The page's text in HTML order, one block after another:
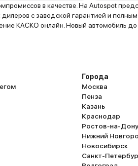
в качестве. На Autospot
с заводской гарантией и
КАСКО онлайн. Новый автомобиль
Города
Москва
Пенза
Казань
Краснодар
Ростов-на-Дону
Нижний
Новосибирск
Санкт-